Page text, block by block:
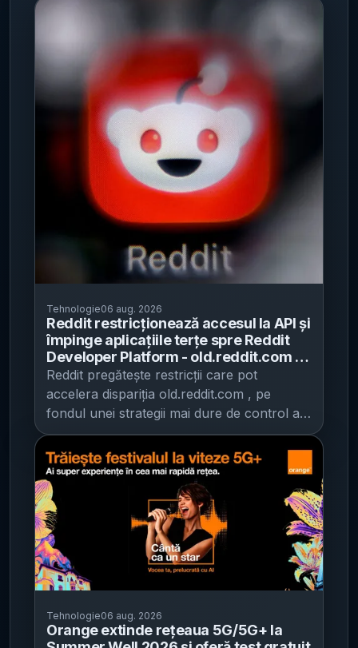
Tehnologie06 aug. 2026
Reddit restricționează accesul la API și
împinge aplicațiile terțe spre Reddit
Developer Platform - old.reddit.com ar
putea fi afectat, fără un calendar clar
Reddit pregătește restricții care pot
accelera dispariția old.reddit.com , pe
fondul unei strategii mai dure de control al
accesului la platformă și al automatizărilor,
potrivit Ars Technica . Compania spune că
nu are „un calendar ferm”, dar va lucra
„direct cu moderatorii, dezvoltatorii și
comunitățile” care depind de sistemele sale
și promite actualizări pe parcurs. Semnalul
de alarmă vine după comentarii din iunie ale
unui angajat Reddit despre Old Reddit: „nu
putem promite că va fi acolo pentru
poziția anterioară a CEO-ului Steve
Huffman , care ar fi promis că site-ul va
Tehnologie06 aug. 2026
Orange extinde rețeaua 5G/5G+ la